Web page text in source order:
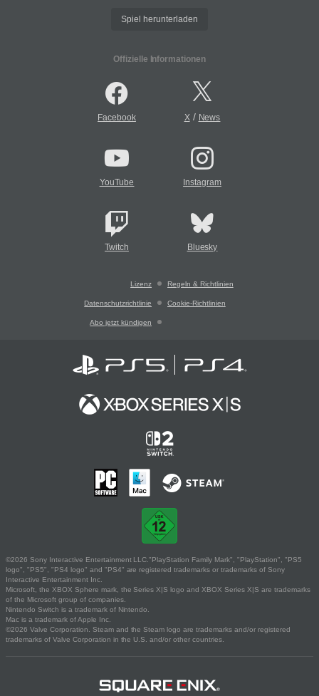
Spiel herunterladen
Offizielle Informationen
Facebook X/ News
YouTube Instagram
Twitch Bluesky
Lizenz Regeln & Richtlinien
Datenschutzrichtlinie Cookie-Richtlinien
Abo jetzt kündigen
©2026 Sony Interactive Entertainment LLC."PlayStation Family Mark", "PlayStation", "PS5
logo", "PS5", "PS4 logo" and "PS4" are registered trademarks or trademarks of Sony
Interactive Entertainment Inc.
Microsoft, the XBOX Sphere mark, the Series X|S logo and XBOX Series X|S are trademarks
of the Microsoft group of companies.
Nintendo Switch is a trademark of Nintendo.
Mac is a trademark of Apple Inc.
©2026 Valve Corporation. Steam and the Steam logo are trademarks and/or registered
trademarks of Valve Corporation in the U.S. and/or other countries.